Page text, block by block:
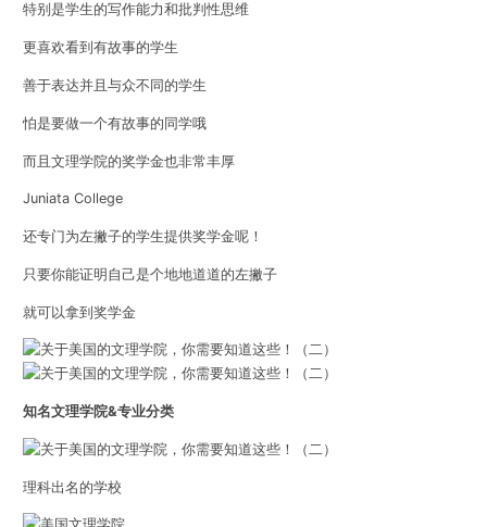
特别是学生的写作能力和批判性思维
更喜欢看到有故事的学生
善于表达并且与众不同的学生
怕是要做一个有故事的同学哦
而且文理学院的奖学金也非常丰厚
Juniata College
还专门为左撇子的学生提供奖学金呢！
只要你能证明自己是个地地道道的左撇子
就可以拿到奖学金
知名文理学院&专业分类
理科出名的学校